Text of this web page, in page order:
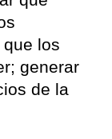
los
generar
de la